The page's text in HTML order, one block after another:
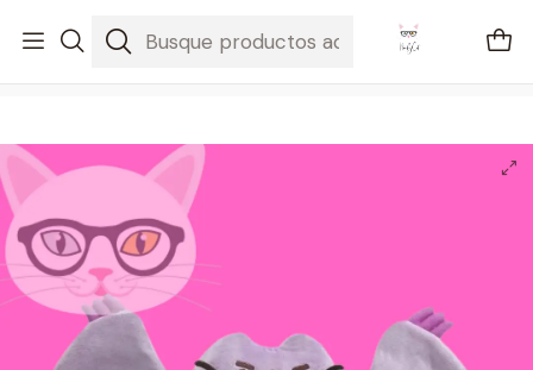
🚐 Envíos Nacionales gratis en compras mayores a $2100